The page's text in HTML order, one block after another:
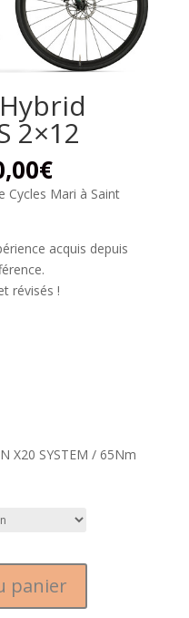
2×12
€
Cycles Mari à Saint
acquis depuis
révisés !
X20 SYSTEM / 65Nm
panier